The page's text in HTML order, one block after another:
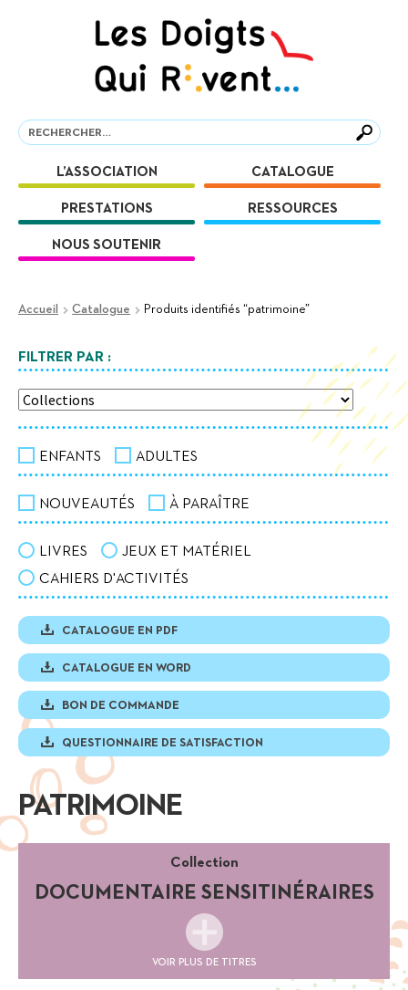
Recherche
Recherche
L’ASSOCIATION CATALOGUE
PRESTATIONS RESSOURCES
NOUS SOUTENIR
Accueil Catalogue Produits identifiés “patrimoine”
FILTRER PAR :
ENFANTS ADULTES
NOUVEAUTÉS À PARAÎTRE
LIVRES
JEUX ET MATÉRIEL
CAHIERS D'ACTIVITÉS
CATALOGUE EN PDF
CATALOGUE EN WORD
BON DE COMMANDE
QUESTIONNAIRE DE SATISFACTION
PATRIMOINE
Collection
DOCUMENTAIRE SENSITINÉRAIRES
VOIR PLUS DE TITRES